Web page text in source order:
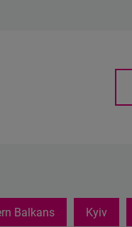
Balkans Kyiv